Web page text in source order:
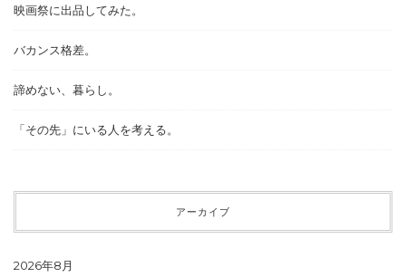
映画祭に出品してみた。
バカンス格差。
諦めない、暮らし。
「その先」にいる人を考える。
アーカイブ
2026年8月